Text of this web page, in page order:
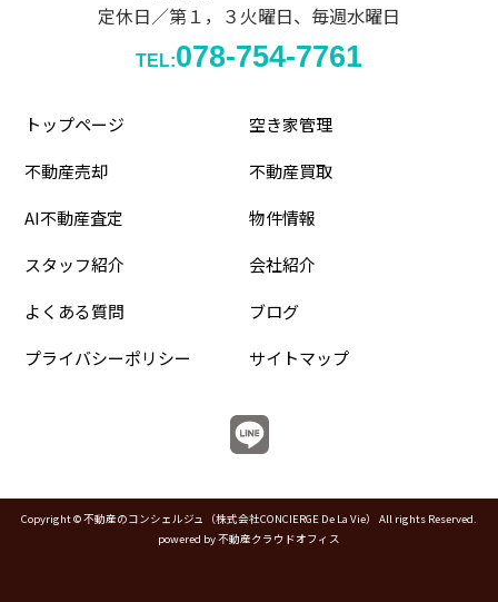
定休日／第１，３火曜日、毎週水曜日
TEL:078-754-7761
トップページ
空き家管理
不動産売却
不動産買取
AI不動産査定
物件情報
スタッフ紹介
会社紹介
よくある質問
ブログ
プライバシーポリシー
サイトマップ
Copyright © 不動産のコンシェルジュ（株式会社CONCIERGE De La Vie） All rights Reserved.
powered by 不動産クラウドオフィス